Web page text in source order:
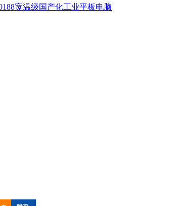
宽温级国产化工业平板电脑